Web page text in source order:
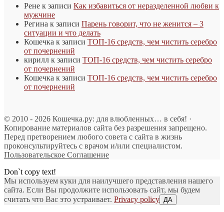
Рене к записи Как избавиться от неразделенной любви к
мужчине
Регина к записи Парень говорит, что не женится – 3
ситуации и что делать
Кошечка к записи ТОП-16 средств, чем чистить серебро
от почернений
кирилл к записи ТОП-16 средств, чем чистить серебро
от почернений
Кошечка к записи ТОП-16 средств, чем чистить серебро
от почернений
© 2010 - 2026 Кошечка.ру: для влюбленных… в себя! ·
Копирование материалов сайта без разрешения запрещено.
Перед претворением любого совета с сайта в жизнь
проконсультируйтесь с врачом и/или специалистом.
Пользовательское Соглашение
Don`t copy text!
Мы используем куки для наилучшего представления нашего
сайта. Если Вы продолжите использовать сайт, мы будем
считать что Вас это устраивает. Privacy policy ДА